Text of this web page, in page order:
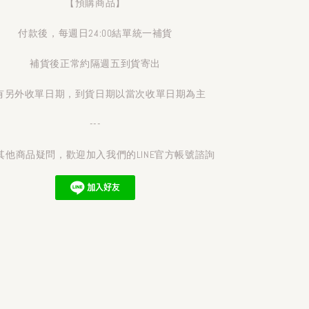
【預購商品】
付款後，每週日24:00結單統一補貨
補貨後正常約隔週五到貨寄出
另外收單日期，到貨日期以當次收單日期為主
---
他商品疑問，歡迎加入我們的LINE官方帳號諮詢